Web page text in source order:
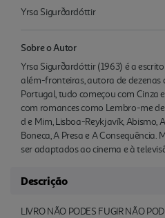
Yrsa Sigurðardóttir
Sobre o Autor
Yrsa Sigurðardóttir (1963) é a
além-fronteiras, autora de dezenas
Portugal, tudo começou com Cinza
com romances como Lembro-me
d e Mim, Lisboa-Reykjavík, Abismo,
Boneca, A Presa e A Consequência.
ser adaptados ao cinema e à
Descrição
LIVRO NÃO PODES FUGIR NÃO